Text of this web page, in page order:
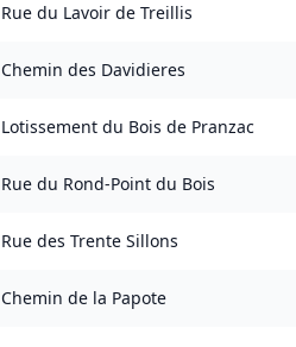
Rue du Lavoir de Treillis
Chemin des Davidieres
Lotissement du Bois de Pranzac
Rue du Rond-Point du Bois
Rue des Trente Sillons
Chemin de la Papote